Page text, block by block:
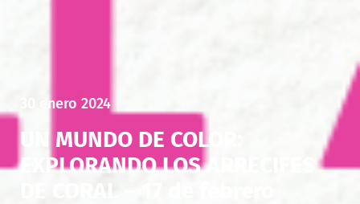
30 enero 2024
UN MUNDO DE COLOR:
EXPLORANDO LOS ARRECIFES